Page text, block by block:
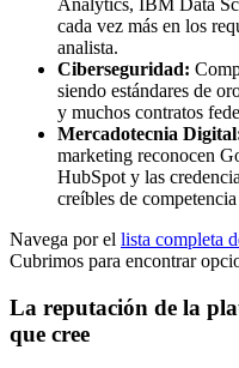
Analytics, IBM Data
cada vez más en los
analista.
Ciberseguridad:
siendo estándares de
y muchos contratos
Mercadotecnia
marketing reconocen
HubSpot y las
creíbles de
Navega por el lista completa
Cubrimos para encontrar
La reputación de la
que cree